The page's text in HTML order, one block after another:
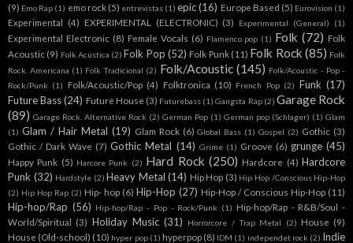
(9) Emo Rap (1) emo rock (5) entrevistas (1) epic (16) Europe Based (5) Eurovision (1)
Experimental (4) EXPERIMENTAL (ELECTRONIC) (3) Experimental (General) (1)
Experimental Electronic (8) Female Vocals (6) Flamenco pop (1) Folk (72) Folk
Acoustic (9) Folk Acústica (2) Folk Pop (52) Folk Punk (11) Folk Rock (85) Folk
Rock. Americana (1) Folk Tradicional (2) Folk/Acoustic (145) Folk/Acoustic - Pop -
Rock/Punk (1) Folk/Acoustic/Pop (4) Folktronica (10) French Pop (2) Funk (17)
Future Bass (24) Future House (3) Futurebass (1) Gangsta Rap (2) Garage Rock
(89) Garage Rock. Alternative Rock (2) German Pop (1) German pop (Schlager) (1) Glam
(1) Glam / Hair Metal (19) Glam Rock (6) Global Bass (1) Gospel (2) Gothic (3)
Gothic / Dark Wave (7) Gothic Metal (14) Grime (1) Groove (6) grunge (45)
Happy Punk (5) Harcore Punk (2) Hard Rock (250) Hardcore (4) Hardcore
Punk (32) Hardstyle (2) Heavy Metal (14) Hip Hop (3) Hip Hop /Conscious Hip-Hop
(2) Hip Hop Rap (2) Hip- hop (6) Hip-Hop (27) Hip-Hop / Conscious Hip-Hop (11)
Hip-hop/Rap (56) Hip-hop/Rap - Pop - Rock/Punk (1) Hip-hop/Rap - R&B/Soul -
World/Spiritual (3) Holiday Music (31) Horrorcore / Trap Metal (2) House (9)
House (Old-school) (10) hyper pop (1) hyperpop (8) IDM (1) independet rock (2) Indie